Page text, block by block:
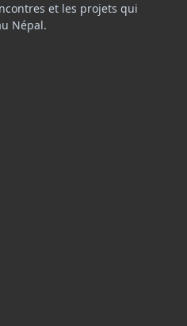
et les projets qui
Népal.